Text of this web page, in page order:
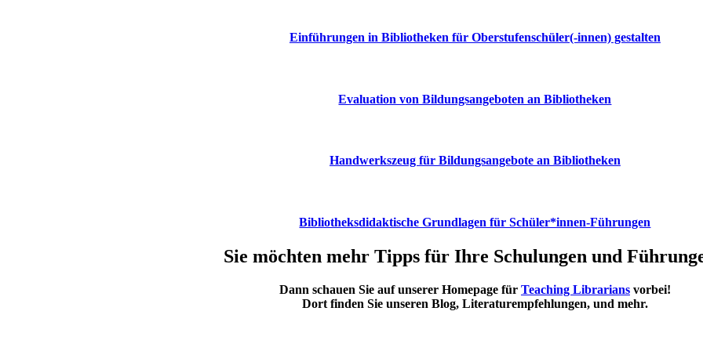
Einführungen in Bibliotheken für Oberstufenschüler(-innen) gestalten
Evaluation von Bildungsangeboten an Bibliotheken
Handwerkszeug für Bildungsangebote an Bibliotheken
Bibliotheksdidaktische Grundlagen für Schüler*innen-Führungen
Sie möchten mehr Tipps für Ihre Schulungen und
Dann schauen Sie auf unserer Homepage für Teaching Librariansvorbei!
Dort finden Sie unseren Blog, Literaturempfehlungen, und mehr.